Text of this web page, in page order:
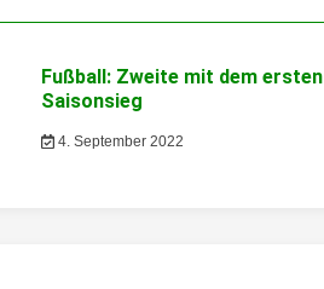
Fußball: Zweite mit dem ersten
Saisonsieg
4. September 2022